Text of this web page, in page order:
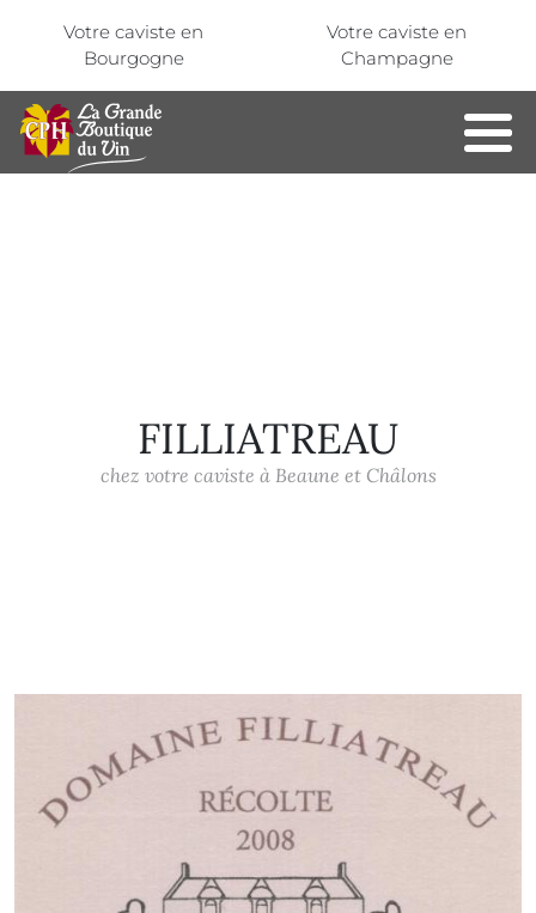
Votre caviste en
Bourgogne
Votre caviste en
Champagne
FILLIATREAU
chez votre caviste à Beaune et Châlons